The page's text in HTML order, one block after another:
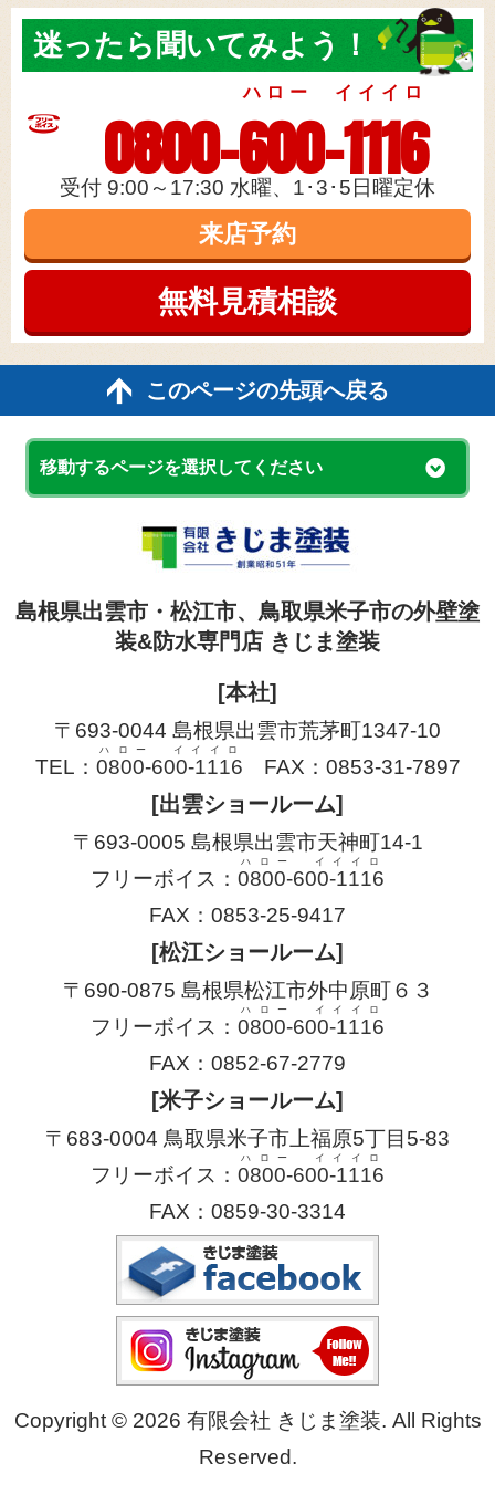
迷ったら 聞いてみよう！
0800-600-1116
ハロー イイイロ
受付 9:00～17:30 水曜、1･3･5日曜定休
来店予約
無料見積相談
このページの先頭へ戻る
移動するページを選択してください
島根県出雲市・松江市、鳥取県米子市の外壁塗
装&防水専門店 きじま塗装
[本社]
〒693-0044 島根県出雲市荒茅町1347-10
TEL： 0800-600-1116
ハロー イイイロ
FAX：0853-31-7897
[出雲ショールーム]
〒693-0005 島根県出雲市天神町14-1
フリーボイス： 0800-600-1116
ハロー イイイロ
FAX：0853-25-9417
[松江ショールーム]
〒690-0875 島根県松江市外中原町６３
フリーボイス： 0800-600-1116
ハロー イイイロ
FAX：0852-67-2779
[米子ショールーム]
〒683-0004 鳥取県米子市上福原5丁目5-83
フリーボイス： 0800-600-1116
ハロー イイイロ
FAX：0859-30-3314
Copyright © 2026 有限会社 きじま塗装. All Rights
Reserved.